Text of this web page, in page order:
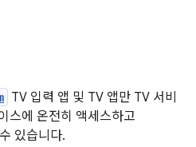
TV 입력 앱 및 TV 앱만 TV 서비
스에 온전히 액세스하고
있습니다.